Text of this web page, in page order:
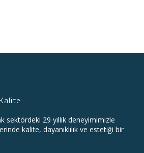
sektördeki 29 yıllık deneyimimizle
kalite, dayanıklılık ve estetiği bir